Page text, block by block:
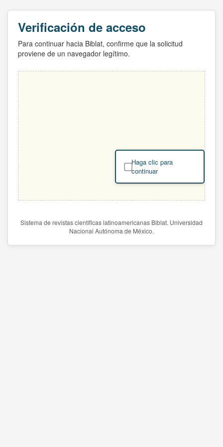
Verificación de acceso
Para continuar hacia Biblat, confirme que la solicitud
proviene de un navegador legítimo.
Haga clic para
continuar
Sistema de revistas científicas latinoamericanas Biblat. Universidad
Nacional Autónoma de México.